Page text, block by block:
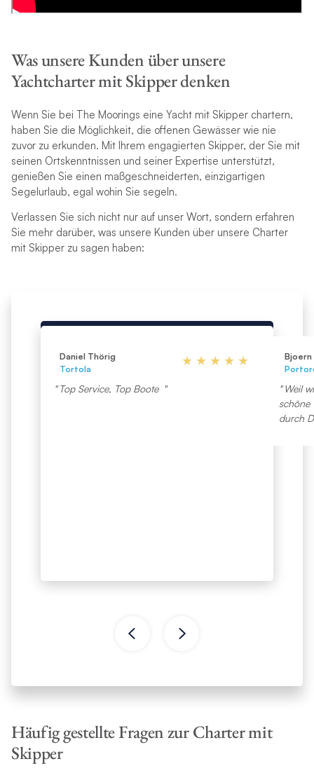
Was unsere Kunden über unsere
Yachtcharter mit Skipper denken
Wenn Sie bei The Moorings eine Yacht mit Skipper chartern,
haben Sie die Möglichkeit, die offenen Gewässer wie nie
zuvor zu erkunden. Mit Ihrem engagierten Skipper, der Sie mit
seinen Ortskenntnissen und seiner Expertise unterstützt,
genießen Sie einen maßgeschneiderten, einzigartigen
Segelurlaub, egal wohin Sie segeln.
Verlassen Sie sich nicht nur auf unser Wort, sondern erfahren
Sie mehr darüber, was unsere Kunden über unsere Charter
mit Skipper zu sagen haben:
Daniel Thörig
Tortola
Top Service, Top Boote
Bjoern
Weil
schöne
durch
Häufig gestellte Fragen zur Charter mit
Skipper